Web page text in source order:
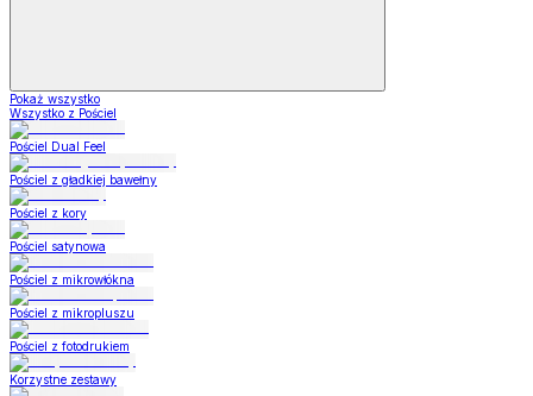
Pokaż wszystko
Wszystko z Pościel
Pościel Dual Feel
Pościel z gładkiej bawełny
Pościel z kory
Pościel satynowa
Pościel z mikrowłókna
Pościel z mikropluszu
Pościel z fotodrukiem
Korzystne zestawy